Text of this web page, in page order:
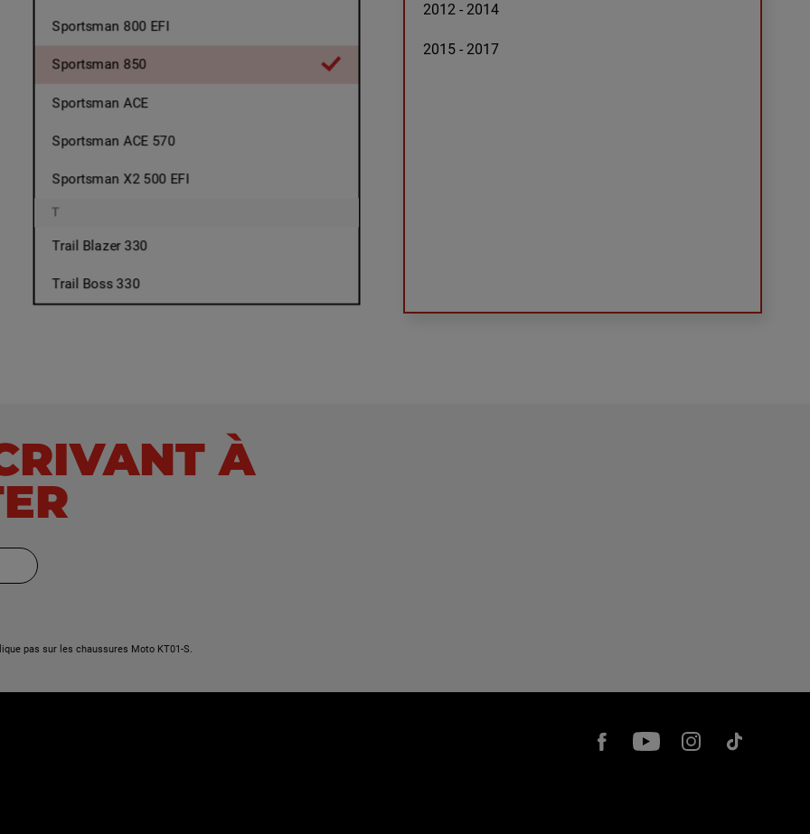
Sportsman 800 EFI
Sportsman 850
Sportsman ACE
Sportsman ACE 570
Sportsman X2 500 EFI
T
Trail Blazer 330
Trail Boss 330
2012 - 2014
2015 - 2017
À
pas sur les chaussures Moto KT01-S.